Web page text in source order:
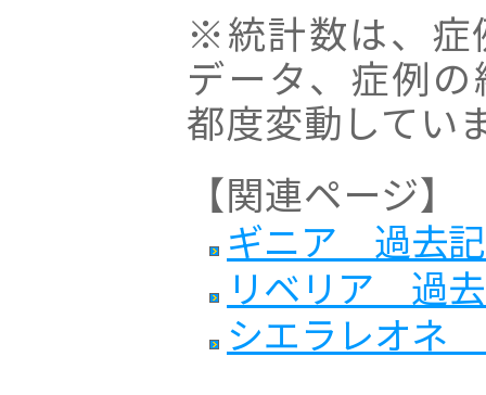
※統計数は、症
データ、症例
都度変動してい
【関連ページ】
ギニア 過去
リベリア 過
シエラレオネ